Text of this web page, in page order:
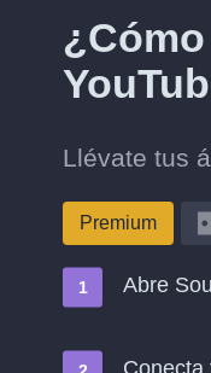
Llévate tus
Premium
Abre
Conecta